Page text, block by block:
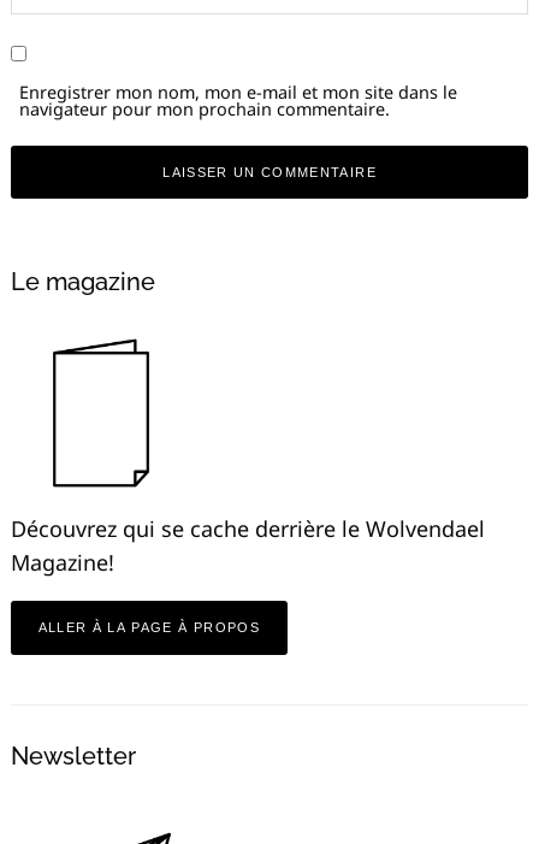
Enregistrer mon nom, mon e-mail et mon site dans le
navigateur pour mon prochain commentaire.
Le magazine
Découvrez qui se cache derrière le Wolvendael
Magazine!
ALLER À LA PAGE À PROPOS
Newsletter
: